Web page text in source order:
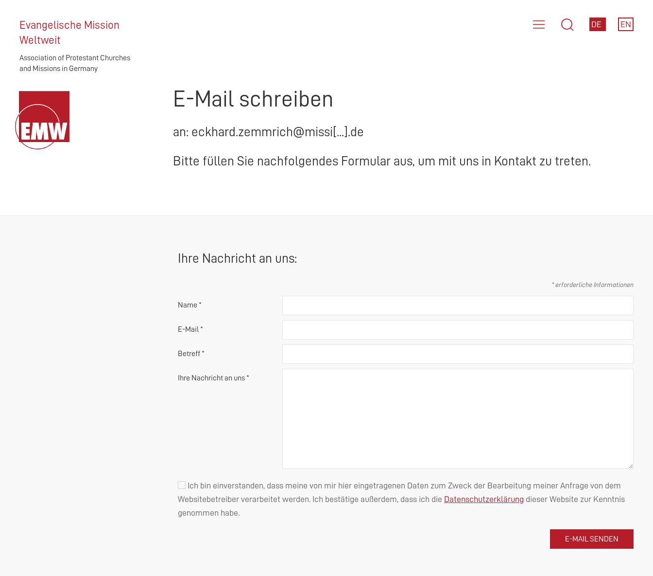
Evangelische Mission
Weltweit
Association of Protestant Churches
and Missions in Germany
DE EN
E-Mail schreiben
an: eckhard.zemmrich@missi[...].de
Bitte füllen Sie nachfolgendes Formular aus, um mit uns in Kontakt zu treten.
Ihre Nachricht an uns:
* erforderliche Informationen
Name *
E-Mail *
Betreff *
Ihre Nachricht an uns *
Ich bin einverstanden, dass meine von mir hier eingetragenen Daten zum Zweck der Bearbeitung meiner Anfrage von dem
Websitebetreiber verarbeitet werden. Ich bestätige außerdem, dass ich die Datenschutzerklärung dieser Website zur Kenntnis
genommen habe.